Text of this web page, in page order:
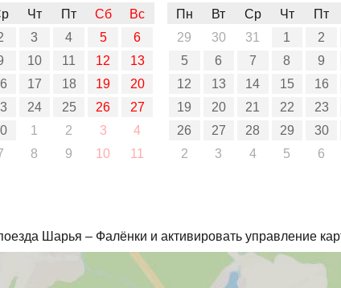
Чт Пт Сб
Вс
3 4 5
6
10 11 12
13
17 18 19
20
24 25 26
27
1 2 3
4
8 9 10 11
Пн
Вт Ср Чт
Пт
29
30 31 1
2
5
6 7 8
9
12
13 14 15
16
19
20 21 22
23
26
27 28 29
30
2
3 4 5 6
Шарья – Фалёнки и активировать управление